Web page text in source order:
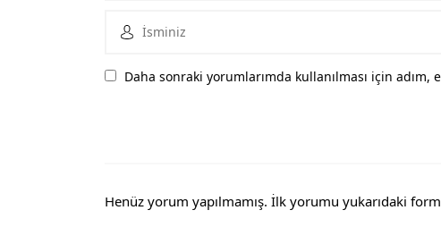
Daha sonraki yorumlarımda kullanılması için
Henüz yorum yapılmamış. İlk yorumu yukarıdaki